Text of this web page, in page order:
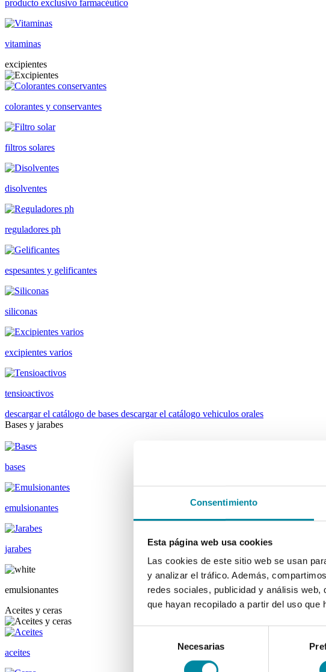
Consentimiento
Esta página web usa cookies
Las cookies de este sitio web se usan
y analizar el tráfico. Además,
redes sociales, publicidad y análisis web,
que hayan recopilado a partir del uso que
consentimiento
Necesarias
producto exclusivo farmacéutico
vitaminas
excipientes
colorantes y conservantes
filtros solares
disolventes
reguladores ph
espesantes y gelificantes
siliconas
excipientes varios
tensioactivos
descargar el catálogo de bases descargar el catálogo vehiculos orales
Bases y jarabes
bases
emulsionantes
jarabes
emulsionantes
Aceites y ceras
aceites